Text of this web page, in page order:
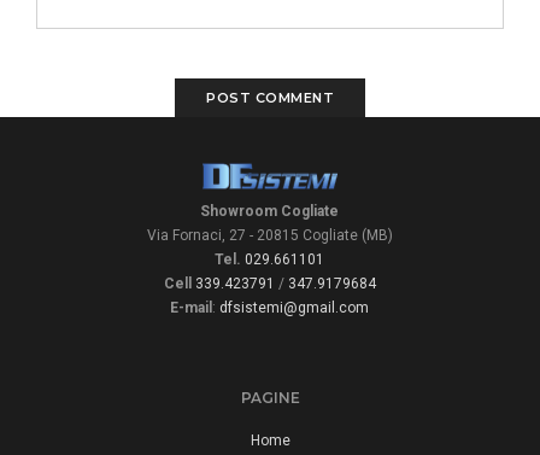
Showroom Cogliate
Via Fornaci, 27 - 20815 Cogliate (MB)
Tel. 029.661101
Cell
339.423791 / 347.9179684
E-mail : dfsistemi@gmail.com
PAGINE
Home